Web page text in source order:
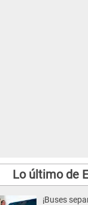
Lo último de
¡Buses